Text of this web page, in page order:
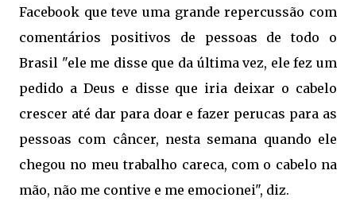
Facebook que teve uma grande repercussão com
comentários positivos de pessoas de todo o
Brasil "ele me disse que da última vez, ele fez um
pedido a Deus e disse que iria deixar o cabelo
crescer até dar para doar e fazer perucas para as
pessoas com câncer, nesta semana quando ele
chegou no meu trabalho careca, com o cabelo na
mão, não me contive e me emocionei", diz.